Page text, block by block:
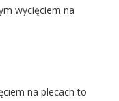
wycięciem na
na plecach to